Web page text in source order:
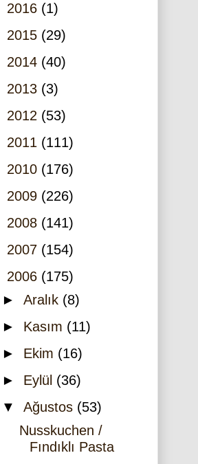
2016 (1)
2015 (29)
2014 (40)
2013 (3)
2012 (53)
2011 (111)
2010 (176)
2009 (226)
2008 (141)
2007 (154)
2006 (175)
► Aralık (8)
► Kasım (11)
► Ekim (16)
► Eylül (36)
▼ Ağustos (53)
Nusskuchen /
Fındıklı Pasta